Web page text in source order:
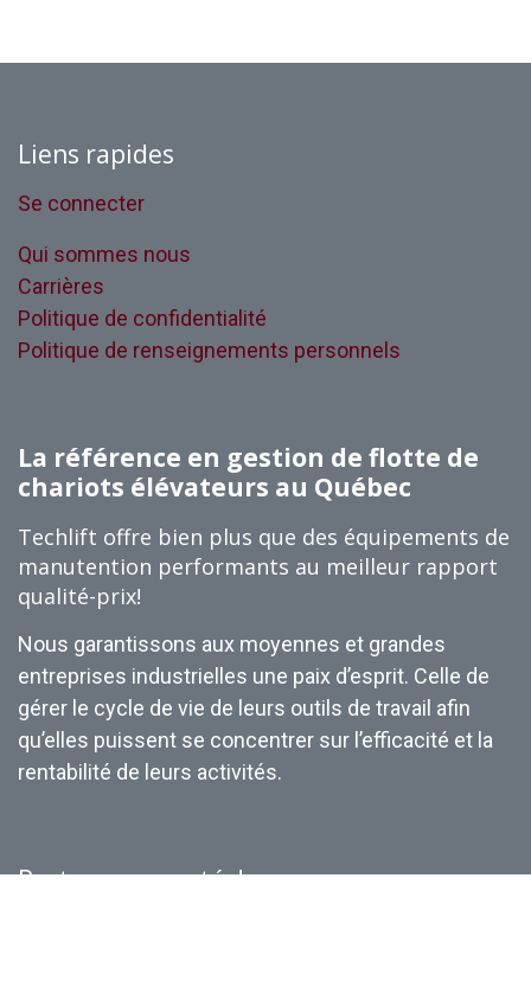
Liens rapides
Se connecter
Qui sommes nous
Carrières
Politique de confidentialité
Politique de renseignements personnels
La référence en gestion de flotte de
chariots élévateurs au Québec
Techlift offre bien plus que des équipements de
manutention performants au meilleur rapport
qualité-prix!
Nous garantissons aux moyennes et grandes
entreprises industrielles une paix d’esprit. Celle de
gérer le cycle de vie de leurs outils de travail afin
qu’elles puissent se concentrer sur l’efficacité et la
rentabilité de leurs activités.
Restons connectés!